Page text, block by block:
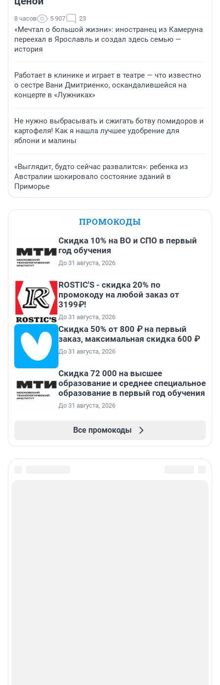
8 часов 5 907 23
«Мечтал о большой жизни»: иностранец из Камеруна
переехал в Ярославль и создал здесь семью —
история
Работает в клинике и играет в театре — что известно
о сестре Вани Дмитриенко, оскандалившейся на
концерте в «Лужниках»
Не нужно выбрасывать и сжигать ботву помидоров и
картофеля! Как я нашла лучшее удобрение для
яблони и малины
«Выглядит, будто сейчас развалится»: ребенка из
Австралии шокировало состояние зданий в
Приморье
ПРОМОКОДЫ
Скидка 10% на ВО и СПО в первый
год обучения
До 31 августа, 2026
ROSTIC'S - скидка 20% по
промокоду на любой заказ от
3199₽!
До 31 августа, 2026
Скидка 50% от 800 ₽ на первый
заказ, максимальная скидка 600 ₽
До 31 августа, 2026
Скидка 72 000 на высшее
образование и среднее специальное
образование в первый год обучения
До 31 августа, 2026
Все промокоды